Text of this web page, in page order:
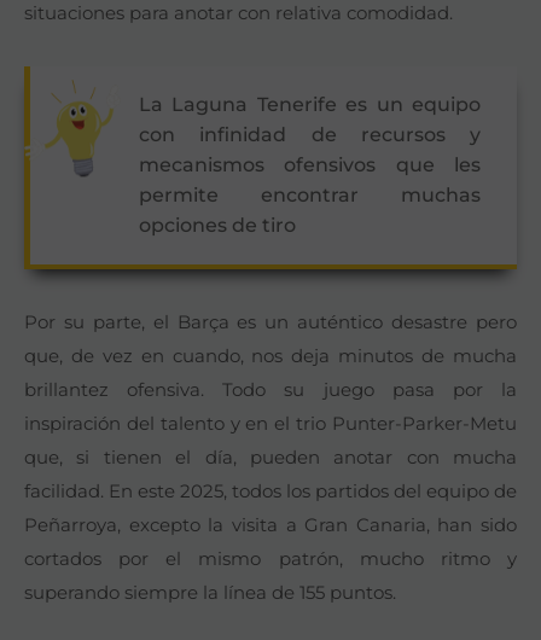
situaciones para anotar con relativa comodidad.
La Laguna Tenerife es un equipo
con infinidad de recursos y
mecanismos ofensivos que les
permite encontrar muchas
opciones de tiro
Por su parte, el Barça es un auténtico desastre pero
que, de vez en cuando, nos deja minutos de mucha
brillantez ofensiva. Todo su juego pasa por la
inspiración del talento y en el trio Punter-Parker-Metu
que, si tienen el día, pueden anotar con mucha
facilidad. En este 2025, todos los partidos del equipo de
Peñarroya, excepto la visita a Gran Canaria, han sido
cortados por el mismo patrón, mucho ritmo y
superando siempre la línea de 155 puntos.